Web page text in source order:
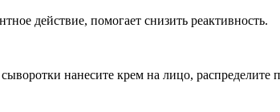
действие, помогает снизить реактивность.
нанесите крем на лицо, распределите